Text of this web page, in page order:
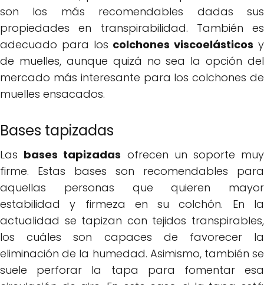
son los más recomendables dadas sus
propiedades en transpirabilidad. También es
adecuado para los colchones viscoelásticos y
de muelles, aunque quizá no sea la opción del
mercado más interesante para los colchones de
muelles ensacados.
Bases tapizadas
Las bases tapizadas ofrecen un soporte muy
firme. Estas bases son recomendables para
aquellas personas que quieren mayor
estabilidad y firmeza en su colchón. En la
actualidad se tapizan con tejidos transpirables,
los cuáles son capaces de favorecer la
eliminación de la humedad. Asimismo, también se
suele perforar la tapa para fomentar esa